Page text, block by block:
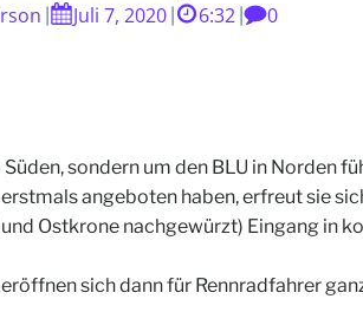
Juli 7, 2020 6:32 0
sondern um den BLU in Norden
angeboten haben, erfreut sie
Ostkrone nachgewürzt) Eingang in
sich dann für Rennradfahrer